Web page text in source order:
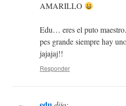
AMARILLO
Edu… eres el puto
pes grande siempre hay
jajajaj!!
Responder